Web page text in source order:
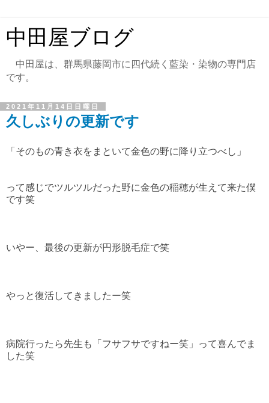
中田屋ブログ
中田屋は、群馬県藤岡市に四代続く藍染・染物の専門店
です。
2021年11月14日日曜日
久しぶりの更新です
「そのもの青き衣をまといて金色の野に降り立つべし」
って感じでツルツルだった野に金色の稲穂が生えて来た僕
です笑
いやー、最後の更新が円形脱毛症で笑
やっと復活してきましたー笑
病院行ったら先生も「フサフサですねー笑」って喜んでま
した笑